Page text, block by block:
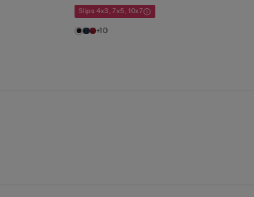
Slips 4x3, 7x5, 10x7
+10